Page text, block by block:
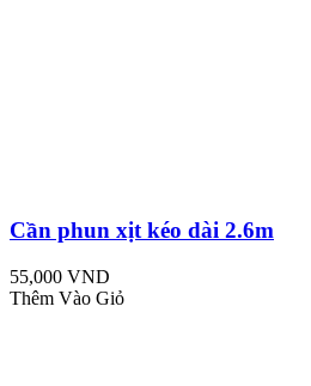
Cần phun xịt kéo dài 2.6m
55,000 VND
Thêm Vào Giỏ